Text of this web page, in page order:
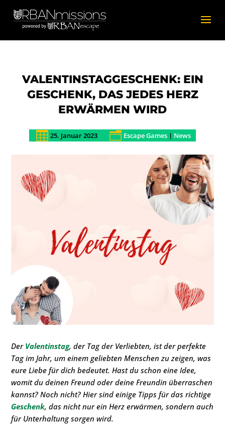
VALENTINSTAGGESCHENK: EIN
GESCHENK, DAS JEDES HERZ
ERWÄRMEN WIRD
 25. Januar 2023 n Escape Games | News
Der Valentinstag, der Tag der Verliebten, ist der perfekte
Tag im Jahr, um einem geliebten Menschen zu zeigen, was
eure Liebe für dich bedeutet. Hast du schon eine Idee,
womit du deinen Freund oder deine Freundin überraschen
kannst? Noch nicht? Hier sind einige Tipps für das richtige
Geschenk, das nicht nur ein Herz erwärmen, sondern auch
für Unterhaltung sorgen wird.